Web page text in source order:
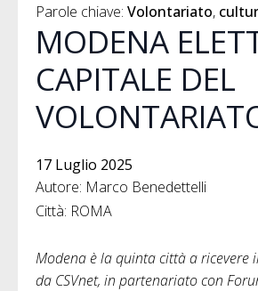
Parole chiave: Volontariato
MODENA
CAPITALE DEL
17 Luglio 2025
Autore: Marco Benedettelli
Città: ROMA
Modena è la quinta città a ricevere
da CSVnet, in partenariato con